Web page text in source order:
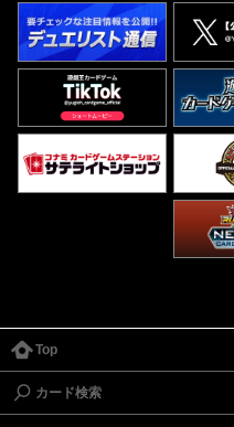
Top
カード検索